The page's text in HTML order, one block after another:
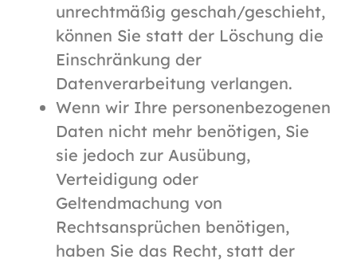
unrechtmäßig geschah/geschieht,
können Sie statt der Löschung die
Einschränkung der
Datenverarbeitung verlangen.
Wenn wir Ihre personenbezogenen
Daten nicht mehr benötigen, Sie
sie jedoch zur Ausübung,
Verteidigung oder
Geltendmachung von
Rechtsansprüchen benötigen,
haben Sie das Recht, statt der